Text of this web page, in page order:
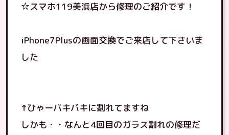
☆スマホ119美浜店から修理のご紹介です！
iPhone7Plusの画面交換でご来店して下さいま
した
↑ひゃーバキバキに割れてますね
しかも・・なんと4回目のガラス割れの修理だ